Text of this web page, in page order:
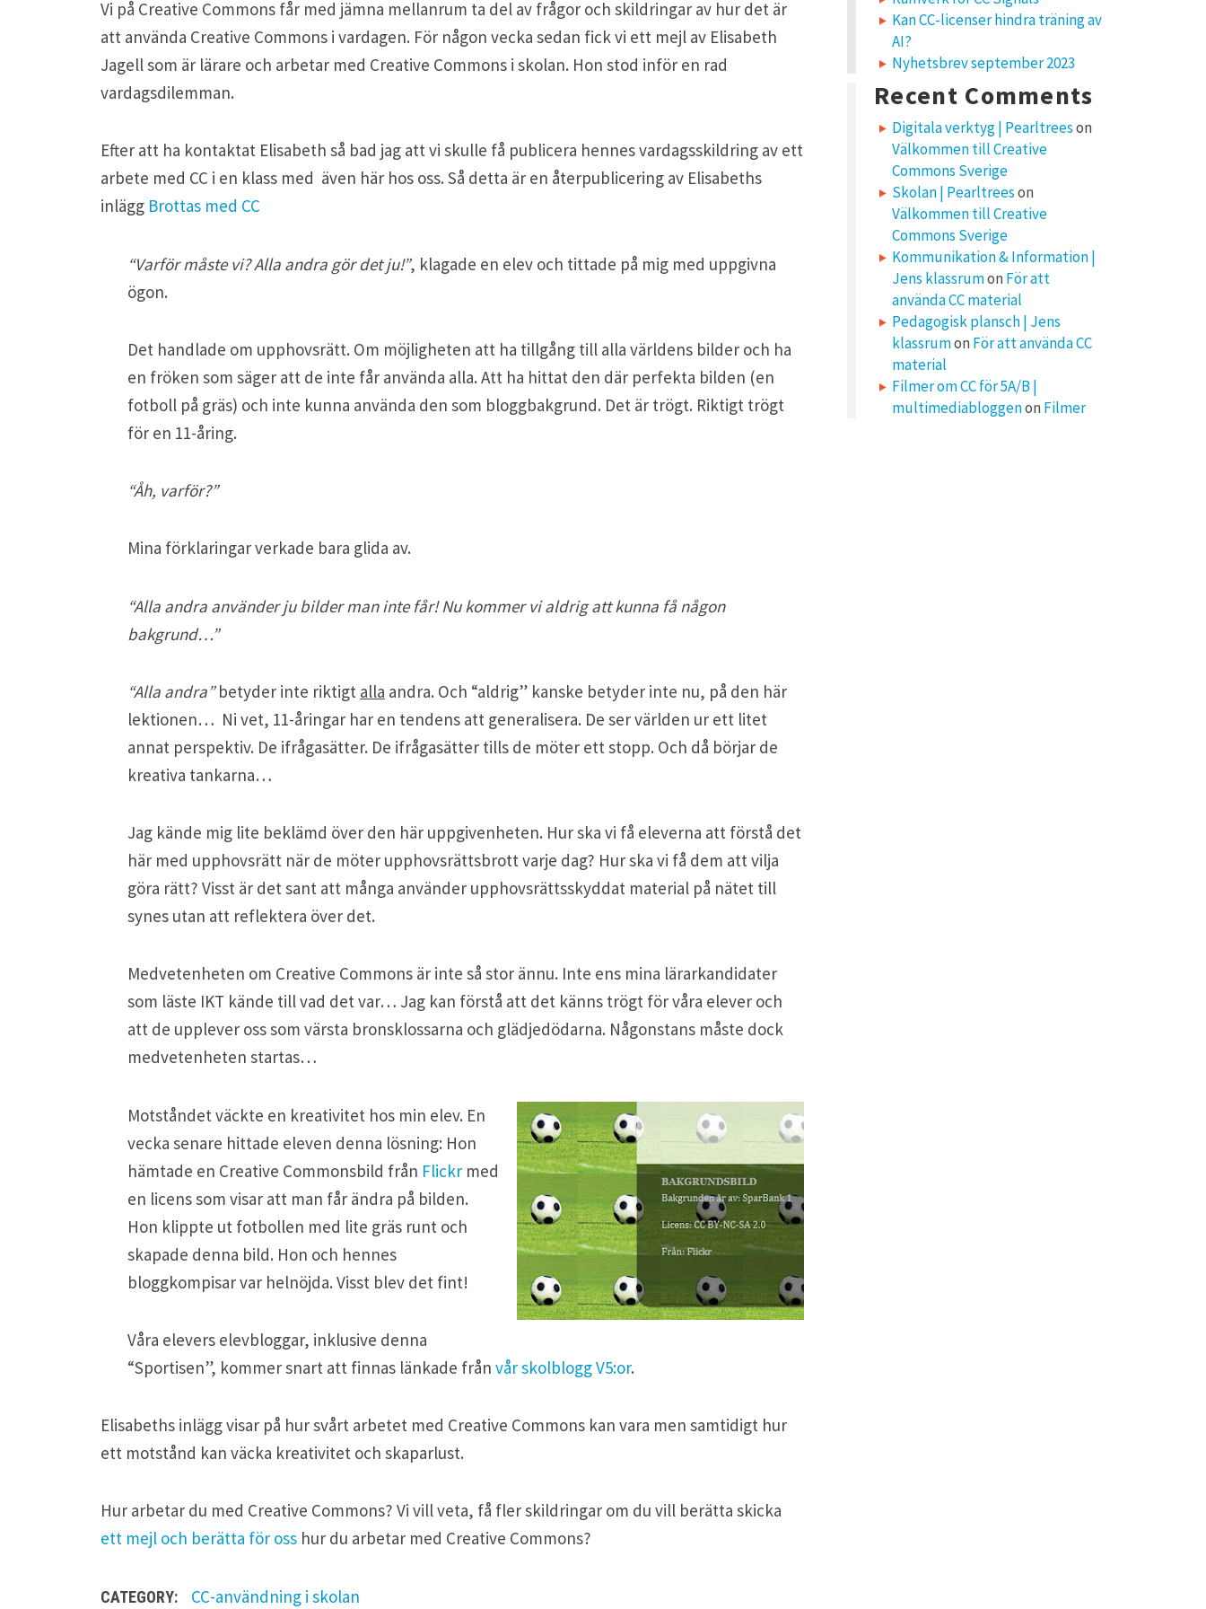
Vi på Creative Commons får med jämna mellanrum ta del av frågor och skildringar av hur det är
att använda Creative Commons i vardagen. För någon vecka sedan fick vi ett mejl av Elisabeth
Jagell som är lärare och arbetar med Creative Commons i skolan. Hon stod inför en rad
vardagsdilemman.
Efter att ha kontaktat Elisabeth så bad jag att vi skulle få publicera hennes vardagsskildring av ett
arbete med CC i en klass med även här hos oss. Så detta är en återpublicering av Elisabeths
inlägg Brottas med CC
“Varför måste vi? Alla andra gör det ju!”, klagade en elev och tittade på mig med uppgivna
ögon.
Det handlade om upphovsrätt. Om möjligheten att ha tillgång till alla världens bilder och ha
en fröken som säger att de inte får använda alla. Att ha hittat den där perfekta bilden (en
fotboll på gräs) och inte kunna använda den som bloggbakgrund. Det är trögt. Riktigt trögt
för en 11-åring.
“Åh, varför?”
Mina förklaringar verkade bara glida av.
“Alla andra använder ju bilder man inte får! Nu kommer vi aldrig att kunna få någon
bakgrund…”
“Alla andra”betyder inte riktigt alla andra. Och “aldrig” kanske betyder inte nu, på den här
lektionen… Ni vet, 11-åringar har en tendens att generalisera. De ser världen ur ett litet
annat perspektiv. De ifrågasätter. De ifrågasätter tills de möter ett stopp. Och då börjar de
kreativa tankarna…
Jag kände mig lite beklämd över den här uppgivenheten. Hur ska vi få eleverna att förstå det
här med upphovsrätt när de möter upphovsrättsbrott varje dag? Hur ska vi få dem att vilja
göra rätt? Visst är det sant att många använder upphovsrättsskyddat material på nätet till
synes utan att reflektera över det.
Medvetenheten om Creative Commons är inte så stor ännu. Inte ens mina lärarkandidater
som läste IKT kände till vad det var… Jag kan förstå att det känns trögt för våra elever och
att de upplever oss som värsta bronsklossarna och glädjedödarna. Någonstans måste dock
medvetenheten startas…
Motståndet väckte en kreativitet hos min elev. En
vecka senare hittade eleven denna lösning: Hon
hämtade en Creative Commonsbild från Flickr med
en licens som visar att man får ändra på bilden.
Hon klippte ut fotbollen med lite gräs runt och
skapade denna bild. Hon och hennes
bloggkompisar var helnöjda. Visst blev det fint!
Våra elevers elevbloggar, inklusive denna
“Sportisen”, kommer snart att finnas länkade från vår skolblogg V5:or.
Elisabeths inlägg visar på hur svårt arbetet med Creative Commons kan vara men samtidigt hur
ett motstånd kan väcka kreativitet och skaparlust.
Hur arbetar du med Creative Commons? Vi vill veta, få fler skildringar om du vill berätta skicka
ett mejl och berätta för oss hur du arbetar med Creative Commons?
CATEGORY: CC-användning i skolan
Kan CC-licenser hindra träning av
AI?
Nyhetsbrev september 2023
Recent Comments
Digitala verktyg | Pearltreeson
Välkommen till Creative
Commons Sverige
Skolan | Pearltreeson
Välkommen till Creative
Commons Sverige
Kommunikation & Information |
Jens klassrumon För att
använda CC material
Pedagogisk plansch | Jens
klassrumon För att använda CC
material
Filmer om CC för 5A/B |
multimediabloggenon Filmer